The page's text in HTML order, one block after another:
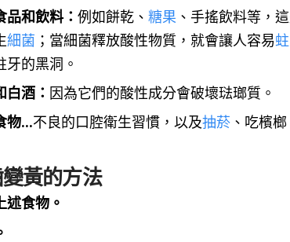
品和飲料： 例如餅乾、 糖果 、手搖飲料等，
細菌 ；當細菌釋放酸性物質，就會讓人容易
牙的黑洞。
白酒： 因為它們的酸性成分會破壞琺瑯質。
物…不良的口腔衛生習慣，以及抽菸 、吃檳
黃的方法
述食物。